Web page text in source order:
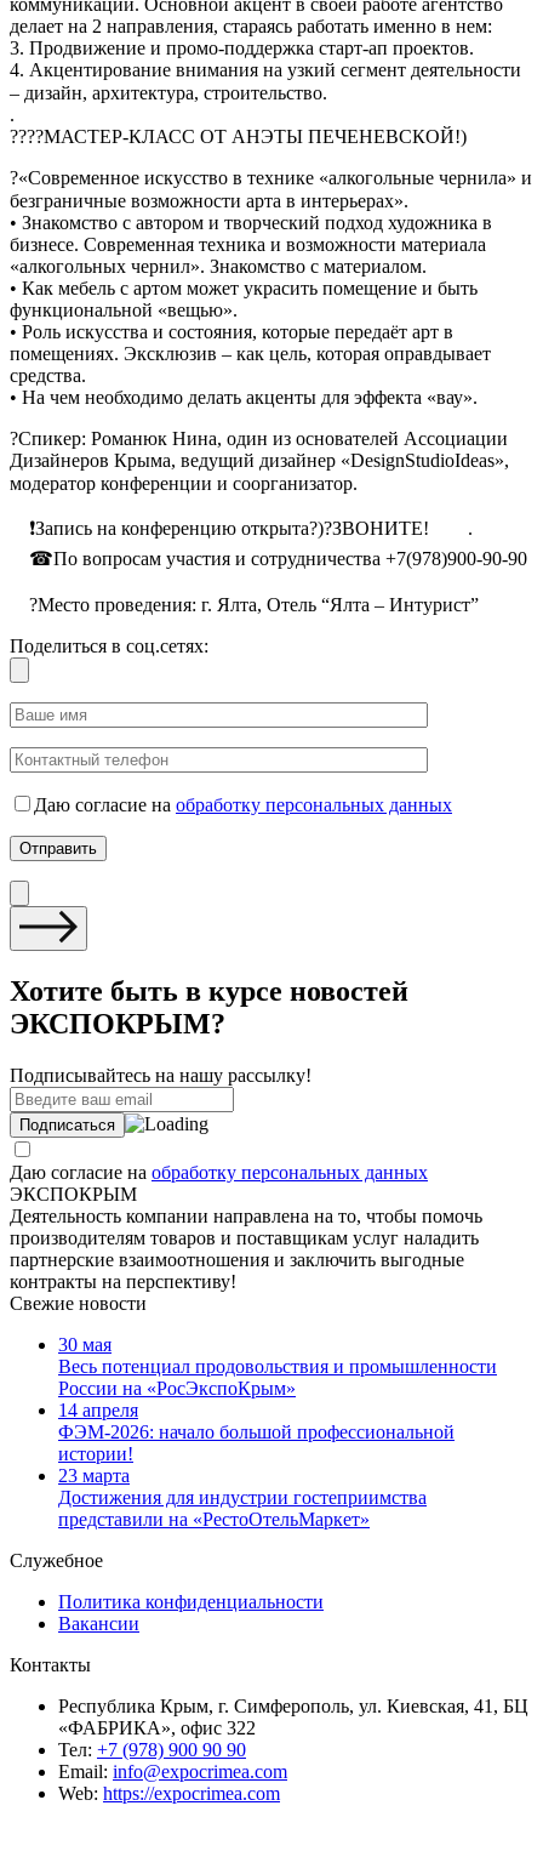
делает на 2 направления, стараясь работать именно в нем:
3. Продвижение и промо-поддержка старт-ап проектов.
4. Акцентирование внимания на узкий сегмент деятельности
– дизайн, архитектура, строительство. ⠀⠀
.
??‍??МАСТЕР-КЛАСС ОТ АНЭТЫ ПЕЧЕНЕВСКОЙ!)
?«Современное искусство в технике «алкогольные чернила» и
безграничные возможности арта в интерьерах». ⠀
• Знакомство с автором и творческий подход художника в
бизнесе. Современная техника и возможности материала
«алкогольных чернил». Знакомство с материалом.
• Как мебель с артом может украсить помещение и быть
функциональной «вещью».
• Роль искусства и состояния, которые передаёт арт в
помещениях. Эксклюзив – как цель, которая оправдывает
средства.
• На чем необходимо делать акценты для эффекта «вау».
?Спикер: Романюк Нина, один из основателей Ассоциации
Дизайнеров Крыма, ведущий дизайнер «DesignStudioIdeas»,
модератор конференции и соорганизатор. ⠀
⠀ ❗Запись на конференцию открыта?)?ЗВОНИТЕ!⠀ ⠀ .
⠀ ☎По вопросам участия и сотрудничества +7(978)900-90-90
⠀ ?Место проведения: г. Ялта, Отель “Ялта – Интурист”
Поделиться в соц.сетях:
Даю согласие на обработку персональных данных
Хотите быть в курсе новостей
ЭКСПОКРЫМ?
Подписывайтесь на нашу рассылку!
Даю согласие на обработку персональных данных
ЭКСПОКРЫМ
Деятельность компании направлена на то, чтобы помочь
производителям товаров и поставщикам услуг наладить
партнерские взаимоотношения и заключить выгодные
контракты на перспективу!
Свежие новости
30 мая
Весь потенциал продовольствия и промышленности
России на «РосЭкспоКрым»
14 апреля
ФЭМ-2026: начало большой профессиональной
истории!
23 марта
Достижения для индустрии гостеприимства
представили на «РестоОтельМаркет»
Служебное
Политика конфиденциальности
Вакансии
Контакты
Республика Крым, г. Симферополь, ул. Киевская, 41, БЦ
«ФАБРИКА», офис 322
Тел: +7 (978) 900 90 90
Email: info@expocrimea.com
Web: https://expocrimea.com